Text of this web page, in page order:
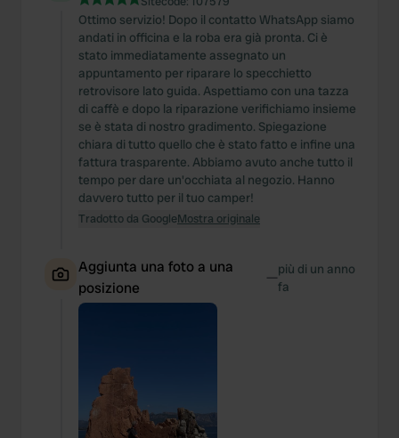
We also share information about your use of our site with
our social media, advertising and analytics partners who
may combine it with other information that you’ve
provided to them or that they’ve collected from your use
of their services.
Ottimo servizio! Dopo il contatto WhatsApp siamo
andati in officina e la roba era già pronta. Ci è
stato immediatamente assegnato un
appuntamento per riparare lo specchietto
retrovisore lato guida. Aspettiamo con una tazza
di caffè e dopo la riparazione verifichiamo insieme
se è stata di nostro gradimento. Spiegazione
chiara di tutto quello che è stato fatto e infine una
fattura trasparente. Abbiamo avuto anche tutto il
tempo per dare un'occhiata al negozio. Hanno
davvero tutto per il tuo camper!
Tradotto da GoogleMostra originale
Aggiunta una foto a una
posizione
—più di un anno
fa